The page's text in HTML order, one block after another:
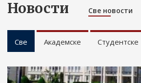
Новости Све новости
Све Академске Студентске